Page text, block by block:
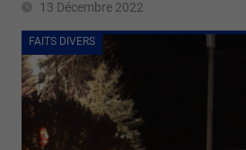
13 Décembre 2022
FAITS DIVERS